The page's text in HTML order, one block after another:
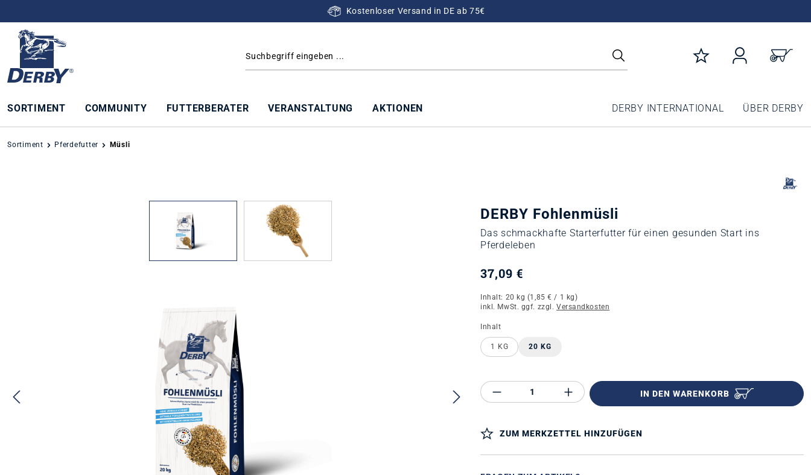
Kostenloser Versand in DE ab 75€
SORTIMENT COMMUNITY FUTTERBERATER VERANSTALTUNG AKTIONEN DERBY INTERNATIONAL ÜBER DERBY
Sortiment Pferdefutter Müsli
DERBY Fohlenmüsli
Das schmackhafte Starterfutter für einen gesunden Start ins
Pferdeleben
37,09 €
Inhalt: 20 kg (1,85 € / 1 kg)
inkl. MwSt. ggf. zzgl. Versandkosten
Inhaltauswählen
1 KG 20 KG
Produkt Anzahl des Produktes "%product%":
IN DEN WARENKORB
ZUM MERKZETTEL HINZUFÜGEN